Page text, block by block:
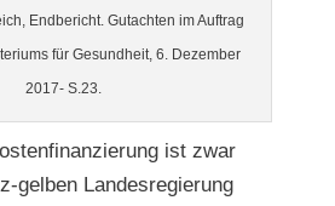
Endbericht. Gutachten im Auftrag
für Gesundheit, 6. Dezember
2017- S.23.
ist zwar
gelben Landesregierung